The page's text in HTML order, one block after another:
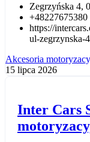
Zegrzyńska 4,
+48227675380
https://
ul-zegrzynska-4
Akcesoria
15 lipca 2026
Inter Cars